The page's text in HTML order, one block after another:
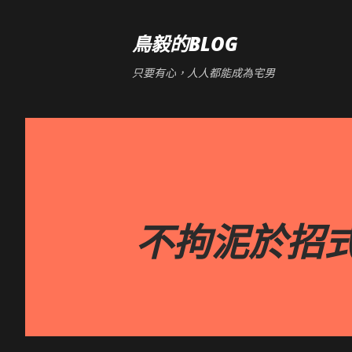
鳥毅的BLOG
只要有心，人人都能成為宅男
不拘泥於招